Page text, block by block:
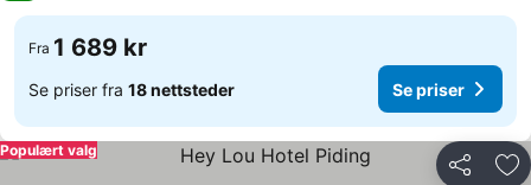
Fra 1 689 kr
Se priser fra 18 nettsteder Se priser
Del
Populært valg